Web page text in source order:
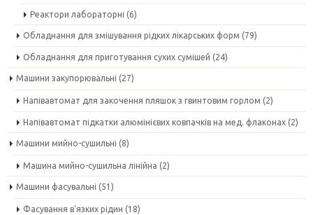
Реактори лабораторні (6)
Обладнання для змішування рідких лікарських форм (79)
Обладнання для приготування сухих сумішей (24)
Машини закупорювальні (27)
Напівавтомат для закочення пляшок з гвинтовим горлом (2)
Напівавтомат підкатки алюмінієвих ковпачків на мед. флаконах (2)
Машини мийно-сушильні (8)
Машина мийно-сушильна лінійна (2)
Машини фасувальні (51)
Фасування в'язких рідин (18)